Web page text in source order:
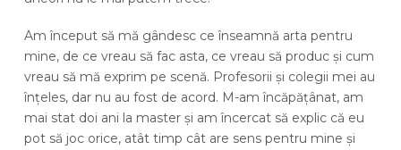
Am început să mă gândesc ce înseamnă arta pentru
mine, de ce vreau să fac asta, ce vreau să produc și cum
vreau să mă exprim pe scenă. Profesorii și colegii mei au
înțeles, dar nu au fost de acord. M-am încăpățânat, am
mai stat doi ani la master și am încercat să explic că eu
pot să joc orice, atât timp cât are sens pentru mine și